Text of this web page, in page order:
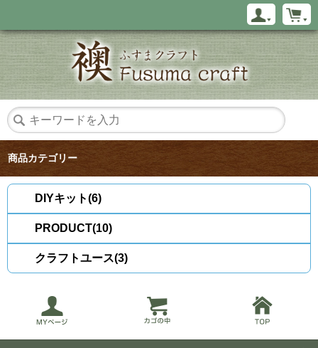
商品カテゴリー
DIYキット(6)
PRODUCT(10)
クラフトユース(3)